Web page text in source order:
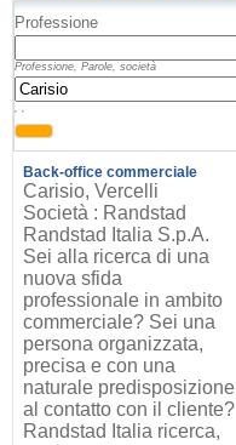
Professione
Professione, Parole, società
, ,
Back-office commerciale
Carisio, Vercelli
Società : Randstad
Randstad Italia S.p.A.
Sei alla ricerca di una
nuova sfida
professionale in ambito
commerciale? Sei una
persona organizzata,
precisa e con una
naturale predisposizione
al contatto con il cliente?
Randstad Italia ricerca,